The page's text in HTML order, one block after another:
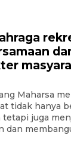
Maharsa
tidak hanya
juga
dan